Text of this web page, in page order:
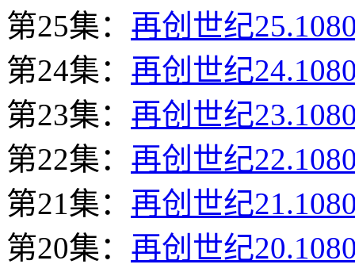
第25集： 再创世纪
第24集： 再创世纪
第23集： 再创世纪
第22集： 再创世纪
第21集： 再创世纪
第20集： 再创世纪